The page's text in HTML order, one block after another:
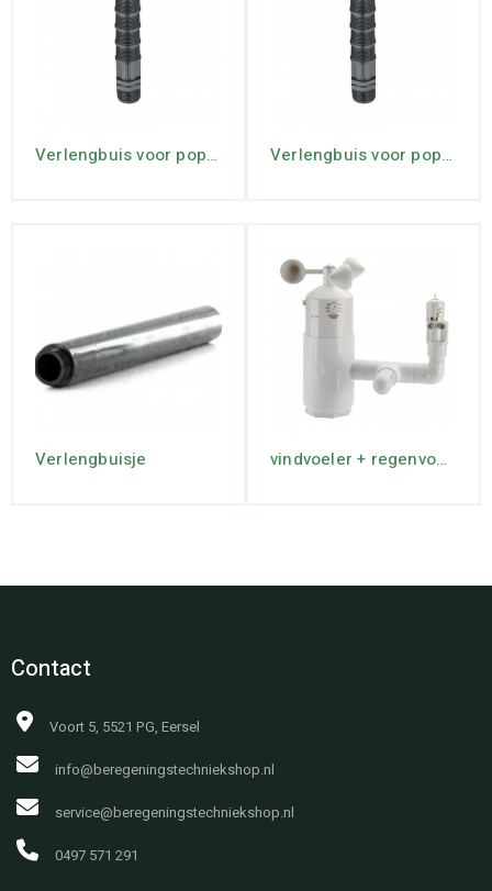
Verlengbuis voor pop-up sproeiers 1/2″ x 1/2″ Verlengbuis voor pop-up sproeiers 3/4″ x 3/4″
Verlengbuisje vindvoeler + regenvoeler
Contact
Voort 5, 5521 PG, Eersel
info@beregeningstechniekshop.nl
service@beregeningstechniekshop.nl
0497 571 291